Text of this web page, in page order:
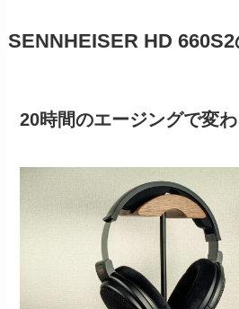
SENNHEISER HD
20時間のエージングで変